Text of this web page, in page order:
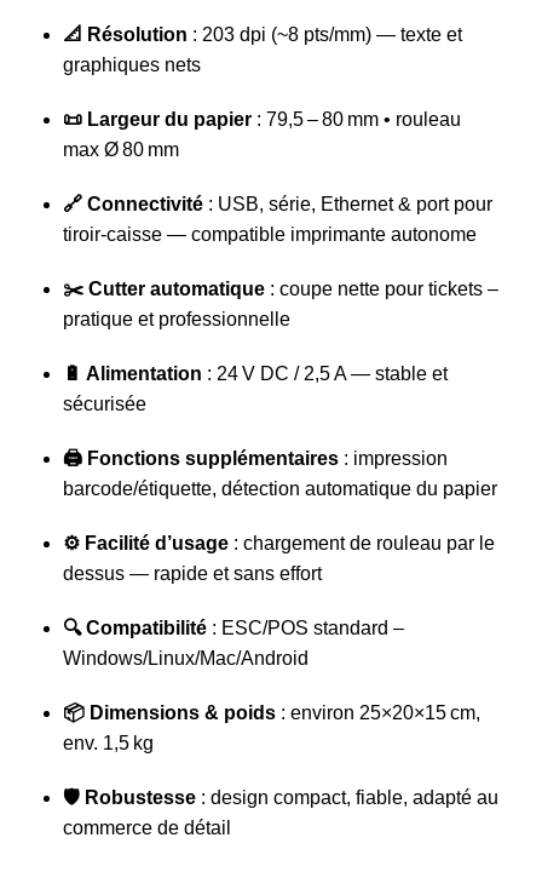
📐 Résolution : 203 dpi (~8 pts/mm) — texte et
graphiques nets
📜 Largeur du papier : 79,5 – 80 mm • rouleau
max Ø 80 mm
🔗 Connectivité : USB, série, Ethernet & port pour
tiroir-caisse — compatible imprimante autonome
✂️ Cutter automatique : coupe nette pour tickets –
pratique et professionnelle
🔋 Alimentation : 24 V DC / 2,5 A — stable et
sécurisée
🖨️ Fonctions supplémentaires : impression
barcode/étiquette, détection automatique du papier
⚙️ Facilité d’usage : chargement de rouleau par le
dessus — rapide et sans effort
🔍 Compatibilité : ESC/POS standard –
Windows/Linux/Mac/Android
📦 Dimensions & poids : environ 25×20×15 cm,
env. 1,5 kg
🛡️ Robustesse : design compact, fiable, adapté au
commerce de détail